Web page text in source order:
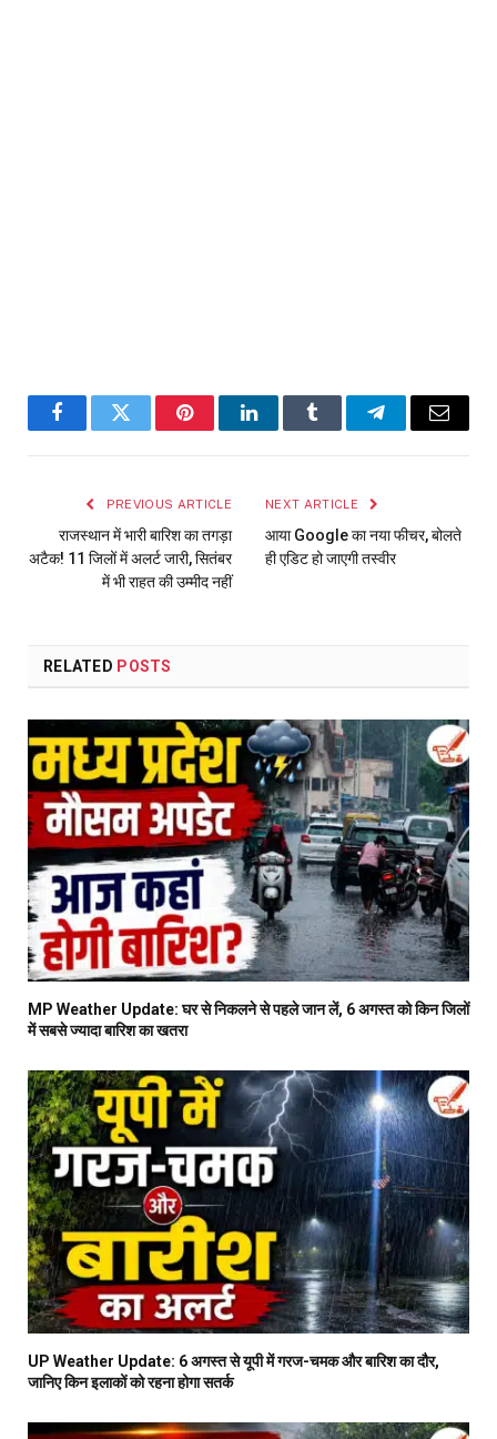
FacebookTwitter PinterestLinkedInTumblr TelegramEmail
PREVIOUS ARTICLE
राजस्थान में भारी बारिश का तगड़ा
अटैक! 11 जिलों में अलर्ट जारी, सितंबर
में भी राहत की उम्मीद नहीं
NEXT ARTICLE
आया Google का नया फीचर, बोलते
ही एडिट हो जाएगी तस्वीर
RELATED POSTS
MP Weather Update: घर से निकलने से पहले जान लें, 6 अगस्त को किन जिलों
में सबसे ज्यादा बारिश का खतरा
UP Weather Update: 6 अगस्त से यूपी में गरज-चमक और बारिश का दौर,
जानिए किन इलाकों को रहना होगा सतर्क